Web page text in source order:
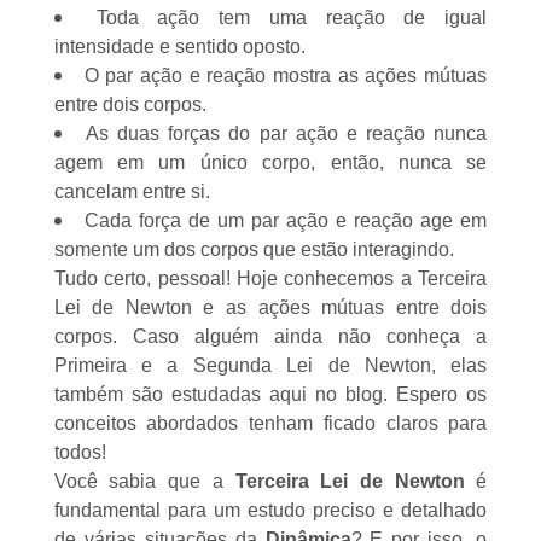
Toda ação tem uma reação de igual
intensidade e sentido oposto.
O par ação e reação mostra as ações mútuas
entre dois corpos.
As duas forças do par ação e reação nunca
agem em um único corpo, então, nunca se
cancelam entre si.
Cada força de um par ação e reação age em
somente um dos corpos que estão interagindo.
Tudo certo, pessoal! Hoje conhecemos a Terceira
Lei de Newton e as ações mútuas entre dois
corpos. Caso alguém ainda não conheça a
Primeira e a Segunda Lei de Newton, elas
também são estudadas aqui no blog. Espero os
conceitos abordados tenham ficado claros para
todos!
Você sabia que a Terceira Lei de Newton é
fundamental para um estudo preciso e detalhado